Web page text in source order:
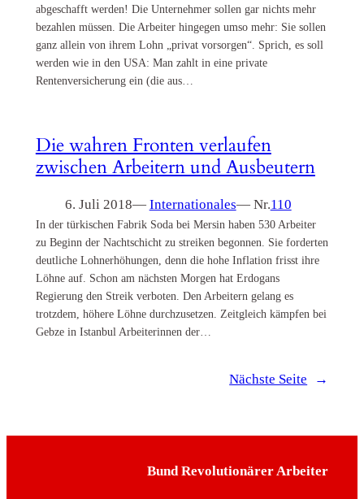
abgeschafft werden! Die Unternehmer sollen gar nichts mehr
bezahlen müssen. Die Arbeiter hingegen umso mehr: Sie sollen
ganz allein von ihrem Lohn „privat vorsorgen“. Sprich, es soll
werden wie in den USA: Man zahlt in eine private
Rentenversicherung ein (die aus…
Die wahren Fronten verlaufen
zwischen Arbeitern und Ausbeutern
6. Juli 2018— Internationales— Nr.110
In der türkischen Fabrik Soda bei Mersin haben 530 Arbeiter
zu Beginn der Nachtschicht zu streiken begonnen. Sie forderten
deutliche Lohnerhöhungen, denn die hohe Inflation frisst ihre
Löhne auf. Schon am nächsten Morgen hat Erdogans
Regierung den Streik verboten. Den Arbeitern gelang es
trotzdem, höhere Löhne durchzusetzen. Zeitgleich kämpfen bei
Gebze in Istanbul Arbeiterinnen der…
Nächste Seite →
Bund Revolutionärer Arbeiter